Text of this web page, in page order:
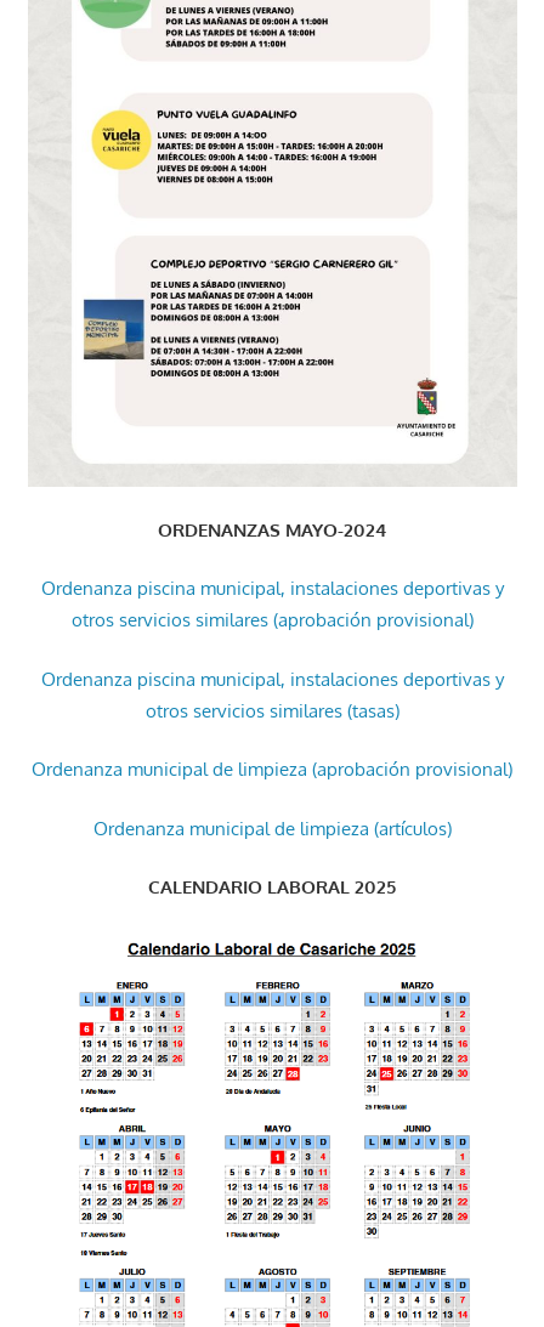
ORDENANZAS MAYO-2024
Ordenanza piscina municipal, instalaciones deportivas y
otros servicios similares (aprobación provisional)
Ordenanza piscina municipal, instalaciones deportivas y
otros servicios similares (tasas)
Ordenanza municipal de limpieza (aprobación provisional)
Ordenanza municipal de limpieza (artículos)
CALENDARIO LABORAL 2025